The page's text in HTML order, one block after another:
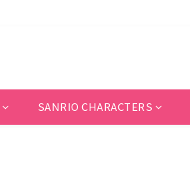
SANRIO CHARACTERS